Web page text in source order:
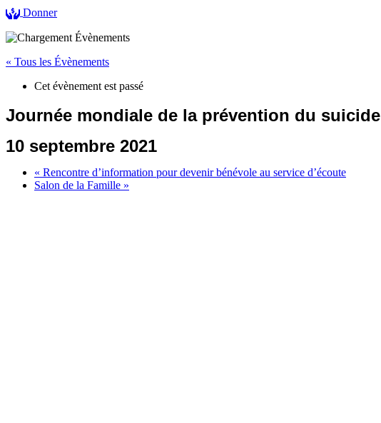
Donner
« Tous les Évènements
Cet évènement est passé
Journée mondiale de la prévention du suicide
10 septembre 2021
« Rencontre d’information pour devenir bénévole au service d’écoute
Salon de la Famille »